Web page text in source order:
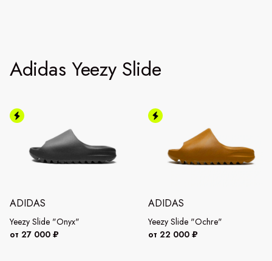
Adidas Yeezy Slide
ADIDAS
Yeezy Slide "Onyx"
от 27 000 ₽
ADIDAS
Yeezy Slide "Ochre"
от 22 000 ₽